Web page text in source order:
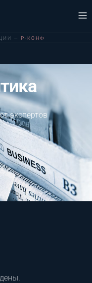
— Р-КОНФ
экспертов